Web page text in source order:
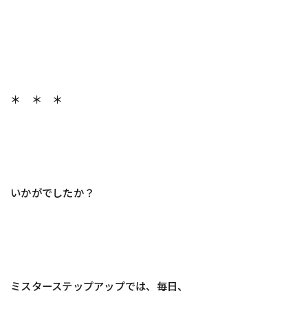
＊ ＊ ＊
いかがでしたか？
ミスターステップアップでは、毎日、